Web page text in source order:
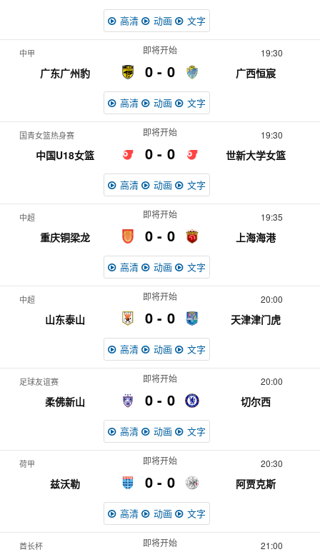
高清 动画 文字
中甲 19:30
广东广州豹 0
即将开始
广西恒宸
0
高清 动画 文字
国青女篮热身赛 19:30
中国U18女篮 0
即将开始
世新大学女篮
0
高清 动画 文字
中超 19:35
重庆铜梁龙 0
即将开始
上海海港
0
高清 动画 文字
中超 20:00
山东泰山 0
即将开始
天津津门虎
0
高清 动画 文字
足球友谊赛 20:00
柔佛新山 0
即将开始
切尔西
0
高清 动画 文字
荷甲 20:30
兹沃勒 0
即将开始
阿贾克斯
0
高清 动画 文字
酋长杯 21:00
即将开始